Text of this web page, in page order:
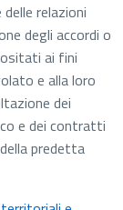
relazioni
degli accordi o
ai fini
e alla loro
dei
e dei contratti
predetta